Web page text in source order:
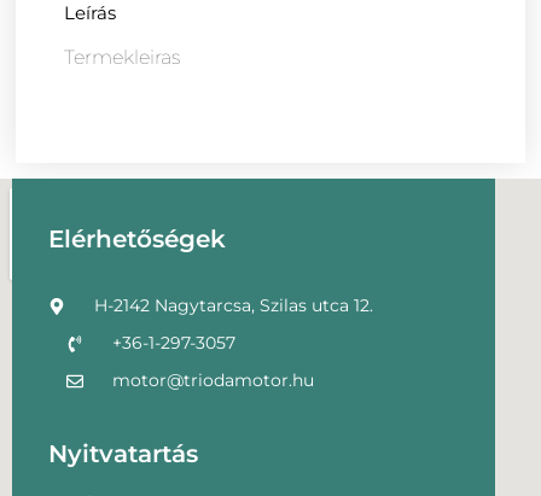
Leírás
Termekleiras
Elérhetőségek
H-2142 Nagytarcsa, Szilas utca 12.
+36-1-297-3057
motor@triodamotor.hu
Nyitvatartás